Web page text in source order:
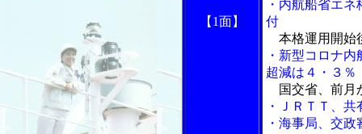
【1面】
・内航船省エ
付
本格運用開始
・新型コロナ
超減は４・３％
国交省、前月
・ＪＲＴＴ、
・海事局、交